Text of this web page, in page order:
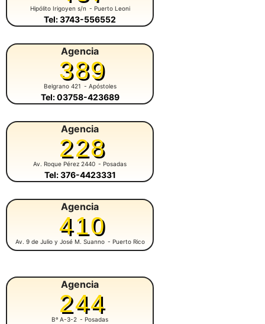
Hipólito Irigoyen s/n - Puerto Leoni
Tel: 3743-556552
Agencia
389
Belgrano 421 - Apóstoles
Tel: 03758-423689
Agencia
228
Av. Roque Pérez 2440 - Posadas
Tel: 376-4423331
Agencia
410
Av. 9 de Julio y José M. Suanno - Puerto Rico
Agencia
244
Bº A-3-2 - Posadas